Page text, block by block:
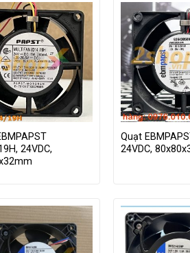
24VDC,
Quạt
24VDC,